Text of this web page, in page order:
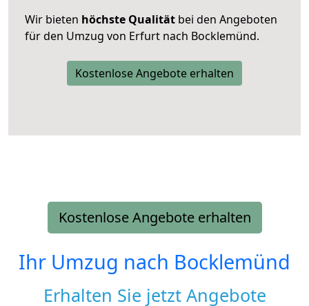
Wir bieten höchste Qualität bei den Angeboten
für den Umzug von Erfurt nach Bocklemünd.
Kostenlose Angebote erhalten
Kostenlose Angebote erhalten
Ihr Umzug nach Bocklemünd
Erhalten Sie jetzt Angebote